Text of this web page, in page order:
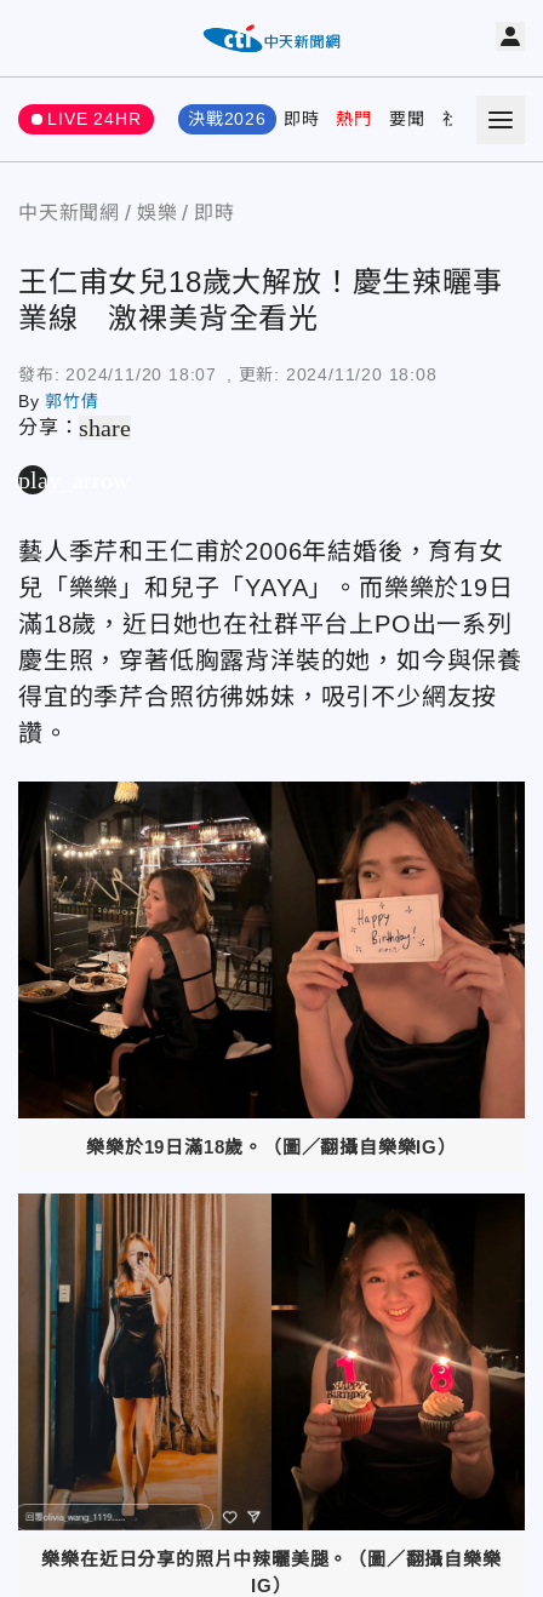
LIVE 24HR 決戰2026 即時 熱門 要聞 社會 娛樂
中天新聞網 娛樂 即時
王仁甫女兒18歲大解放！慶生辣曬事
業線 激裸美背全看光
發布: 2024/11/20 18:07 , 更新: 2024/11/20 18:08
By郭竹倩
分享：share
play_arrow
藝人季芹和王仁甫於2006年結婚後，育有女
兒「樂樂」和兒子「YAYA」。而樂樂於19日
滿18歲，近日她也在社群平台上PO出一系列
慶生照，穿著低胸露背洋裝的她，如今與保養
得宜的季芹合照彷彿姊妹，吸引不少網友按
讚。
樂樂於19日滿18歲。（圖／翻攝自樂樂IG）
樂樂在近日分享的照片中辣曬美腿。（圖／翻攝自樂樂
IG）